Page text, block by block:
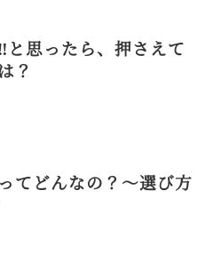
思ったら、押さえて
？
てどんなの？～選び方